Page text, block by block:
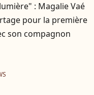
: Magalie Vaé
pour la première
son compagnon